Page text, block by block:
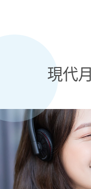
現代